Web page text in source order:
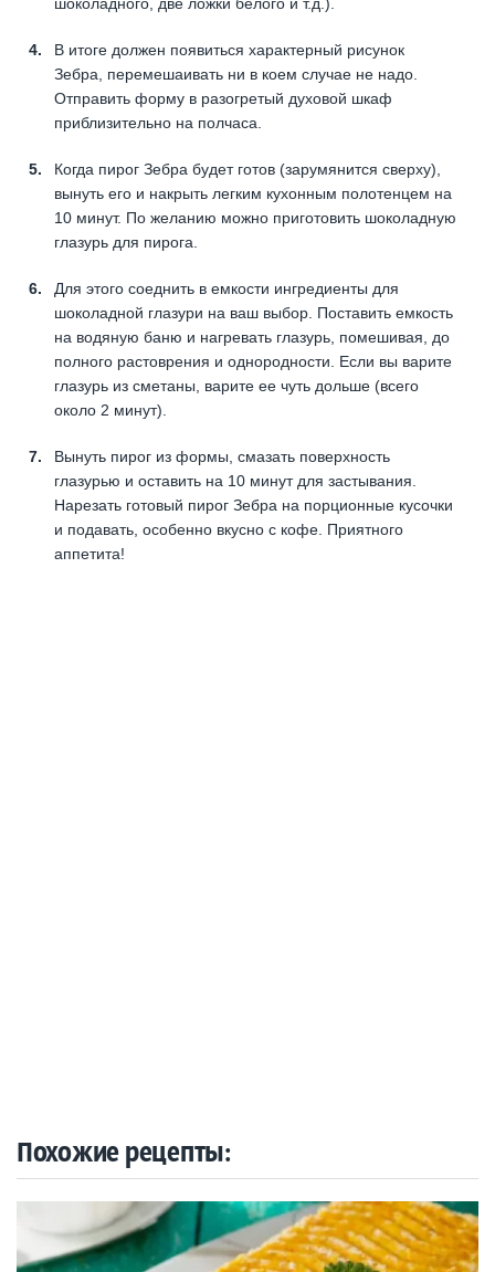
В итоге должен появиться характерный рисунок
Зебра, перемешаивать ни в коем случае не надо.
Отправить форму в разогретый духовой шкаф
приблизительно на полчаса.
Когда пирог Зебра будет готов (зарумянится сверху),
вынуть его и накрыть легким кухонным полотенцем на
10 минут. По желанию можно приготовить шоколадную
глазурь для пирога.
Для этого соеднить в емкости ингредиенты для
шоколадной глазури на ваш выбор. Поставить емкость
на водяную баню и нагревать глазурь, помешивая, до
полного растоврения и однородности. Если вы варите
глазурь из сметаны, варите ее чуть дольше (всего
около 2 минут).
Вынуть пирог из формы, смазать поверхность
глазурью и оставить на 10 минут для застывания.
Нарезать готовый пирог Зебра на порционные кусочки
и подавать, особенно вкусно с кофе. Приятного
аппетита!
Похожие рецепты: